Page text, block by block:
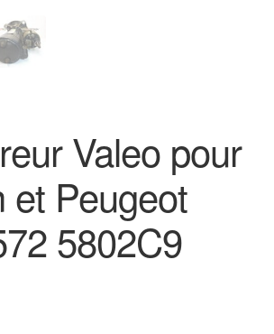
Valeo pour
et Peugeot
5802C9